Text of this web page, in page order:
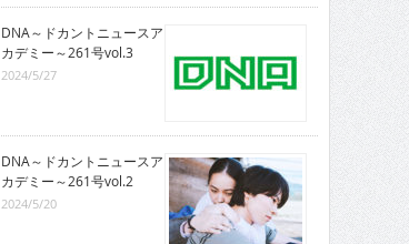
DNA～ドカントニュースア
カデミー～261号vol.3
2024/5/27
DNA～ドカントニュースア
カデミー～261号vol.2
2024/5/20